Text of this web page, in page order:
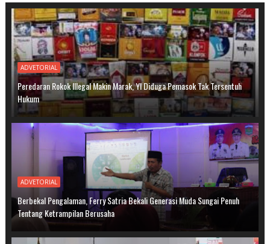
ADVETORIAL
Peredaran Rokok Illegal Makin Marak, YI Diduga Pemasok Tak Tersentuh
Hukum
ADVETORIAL
Berbekal Pengalaman, Ferry Satria Bekali Generasi Muda Sungai Penuh
Tentang Ketrampilan Berusaha